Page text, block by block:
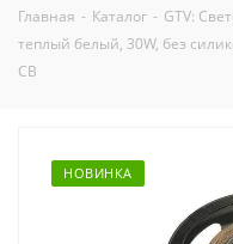
Главная - Каталог - GTV:
теплый белый, 30W, без
CB
НОВИНКА